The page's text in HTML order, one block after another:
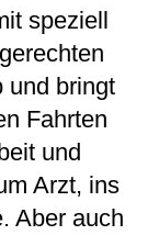
speziell
und bringt
Fahrten
und
Arzt, ins
Aber auch